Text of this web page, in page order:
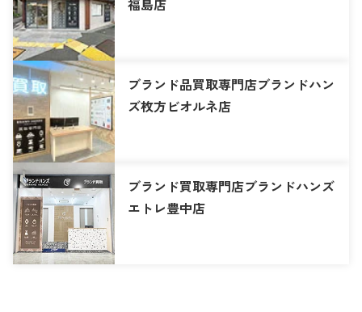
ブランド品買取専門店ブランドハン
ズ枚方ビオルネ店
ブランド買取専門店ブランドハンズ
エトレ豊中店